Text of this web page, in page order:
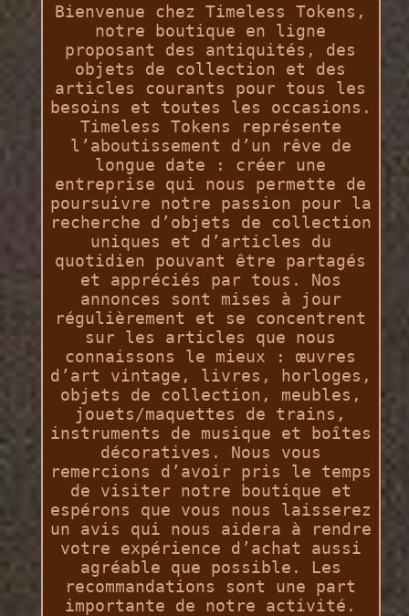
Bienvenue chez Timeless Tokens,
notre boutique en ligne
proposant des antiquités, des
objets de collection et des
articles courants pour tous les
besoins et toutes les occasions.
Timeless Tokens représente
l’aboutissement d’un rêve de
longue date : créer une
entreprise qui nous permette de
poursuivre notre passion pour la
recherche d’objets de collection
uniques et d’articles du
quotidien pouvant être partagés
et appréciés par tous. Nos
annonces sont mises à jour
régulièrement et se concentrent
sur les articles que nous
connaissons le mieux : œuvres
d’art vintage, livres, horloges,
objets de collection, meubles,
jouets/maquettes de trains,
instruments de musique et boîtes
décoratives. Nous vous
remercions d’avoir pris le temps
de visiter notre boutique et
espérons que vous nous laisserez
un avis qui nous aidera à rendre
votre expérience d’achat aussi
agréable que possible. Les
recommandations sont une part
importante de notre activité.